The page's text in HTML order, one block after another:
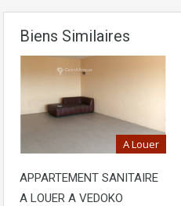
Biens Similaires
A Louer
APPARTEMENT SANITAIRE
A LOUER A VEDOKO